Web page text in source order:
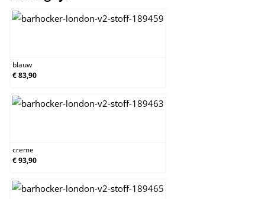
blauw
€ 83,90
creme
€ 93,90